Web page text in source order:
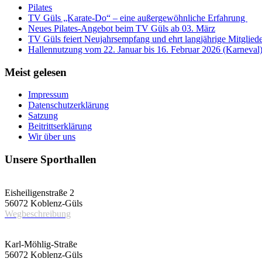
Pilates
TV Güls „Karate-Do“ – eine außergewöhnliche Erfahrung
Neues Pilates-Angebot beim TV Güls ab 03. März
TV Güls feiert Neujahrsempfang und ehrt langjährige
Hallennutzung vom 22. Januar bis 16. Februar 2026 (Karneval)
Meist gelesen
Impressum
Datenschutzerklärung
Satzung
Beitrittserklärung
Wir über uns
Unsere Sporthallen
Eisheiligenstraße 2
56072 Koblenz-Güls
Wegbeschreibung
Karl-Möhlig-Straße
56072 Koblenz-Güls